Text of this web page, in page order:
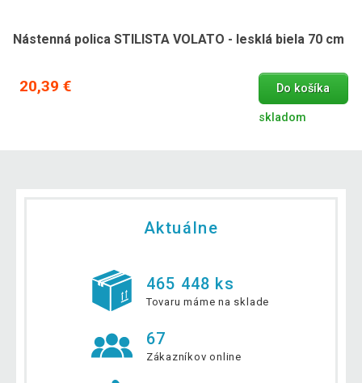
Nástenná polica STILISTA VOLATO - lesklá biela 70 cm
20,39 € Do košíka
skladom
Aktuálne
465 448 ks
Tovaru máme na sklade
67
Zákazníkov online